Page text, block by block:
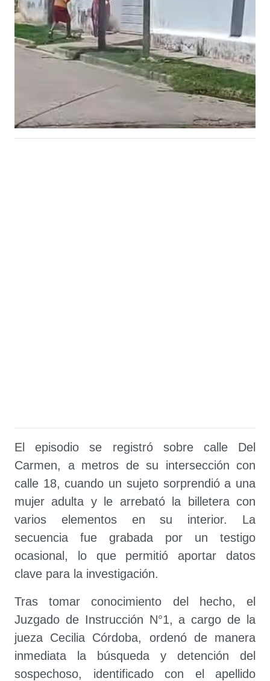
El episodio se registró sobre calle Del
Carmen, a metros de su intersección con
calle 18, cuando un sujeto sorprendió a una
mujer adulta y le arrebató la billetera con
varios elementos en su interior. La
secuencia fue grabada por un testigo
ocasional, lo que permitió aportar datos
clave para la investigación.
Tras tomar conocimiento del hecho, el
Juzgado de Instrucción N°1, a cargo de la
jueza Cecilia Córdoba, ordenó de manera
inmediata la búsqueda y detención del
sospechoso, identificado con el apellido